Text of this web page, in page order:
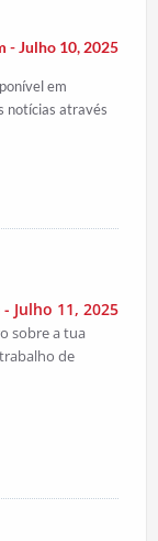
- Julho 10, 2025
em
notícias através
Julho 11, 2025
sobre a tua
de